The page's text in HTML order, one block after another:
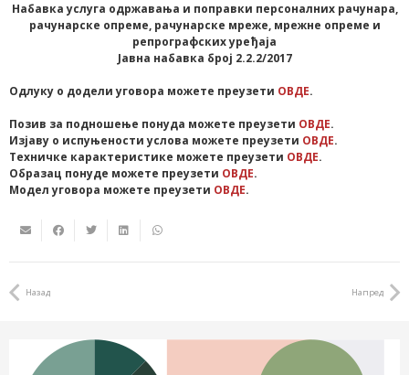
Набавка услуга одржавања и поправки персоналних рачунара,
рачунарске опреме, рачунарске мреже, мрежне опреме и
репрографских уређаја
Јавна набавка број 2.2.2/2017
Одлуку о додели уговора можете преузети ОВДЕ.
Позив за подношење понуда можете преузети ОВДЕ.
Изјаву о испуњености услова можете преузети ОВДЕ.
Техничке карактеристике можете преузети ОВДЕ.
Образац понуде можете преузети ОВДЕ.
Модел уговора можете преузети ОВДЕ.
Назад Напред